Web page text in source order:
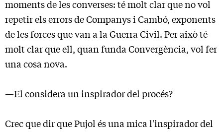
moments de les converses: té molt clar que no vol
repetir els errors de Companys i Cambó, exponents
de les forces que van a la Guerra Civil. Per això té
molt clar que ell, quan funda Convergència, vol fer
una cosa nova.
—El considera un inspirador del procés?
Crec que dir que Pujol és una mica l'inspirador del